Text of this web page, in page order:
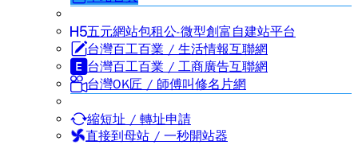
五元網站包租公-微型創富自建站平台
台灣百工百業 / 生活情報互聯網
台灣百工百業 / 工商廣告互聯網
台灣OK匠 / 師傅叫修名片網
縮短址 / 轉址申請
直接到母站 / 一秒開站器